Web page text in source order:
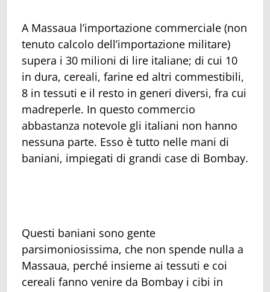
A Massaua l’importazione commerciale (non
tenuto calcolo dell’importazione militare)
supera i 30 milioni di lire italiane; di cui 10
in dura, cereali, farine ed altri commestibili,
8 in tessuti e il resto in generi diversi, fra cui
madreperle. In questo commercio
abbastanza notevole gli italiani non hanno
nessuna parte. Esso è tutto nelle mani di
baniani, impiegati di grandi case di Bombay.
Questi baniani sono gente
parsimoniosissima, che non spende nulla a
Massaua, perché insieme ai tessuti e coi
cereali fanno venire da Bombay i cibi in